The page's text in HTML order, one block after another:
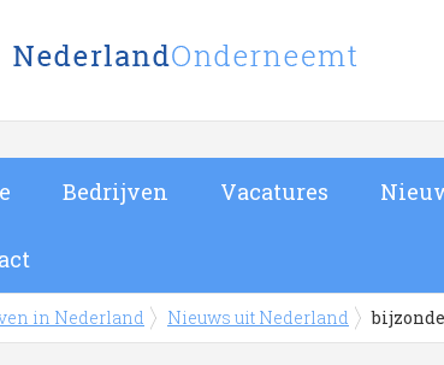
Bedrijven Vacatures
in Nederland Nieuws uit Nederland